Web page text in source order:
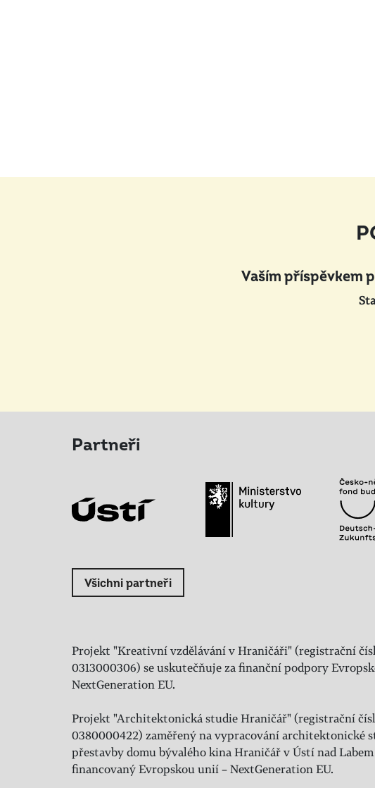
Vaším příspěvkem
Partneři
Všichni partneři
Projekt "Kreativní vzdělávání v Hraničáři" (registrační
0313000306) se uskutečňuje za finanční podpory
NextGeneration EU.
Projekt "Architektonická studie Hraničář" (registrační
0380000422) zaměřený na vypracování architektonické
přestavby domu bývalého kina Hraničář v Ústí nad
financovaný Evropskou unií – NextGeneration EU.